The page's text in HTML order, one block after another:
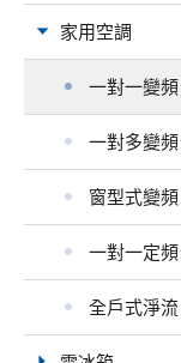
家用空調
一對一變
一對多變
窗型式變頻
一對一定
全戶式淨